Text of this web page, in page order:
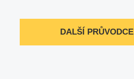
DALŠÍ PRŮVODCE